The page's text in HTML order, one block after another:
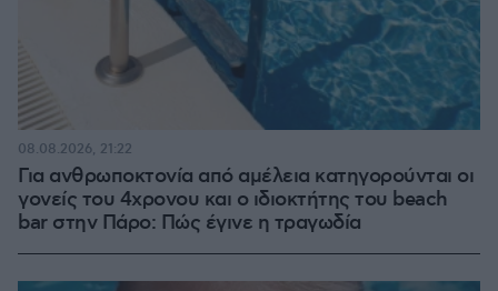
Για ανθρωποκτονία από αμέλεια κατηγορούνται οι
γονείς του 4χρονου και ο ιδιοκτήτης του beach
bar στην Πάρο: Πώς έγινε η τραγωδία
08.08.2026, 21:22